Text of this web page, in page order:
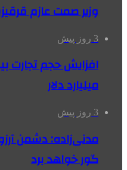
وزیر صمت عازم
3 روز پیش
میلیارد دلار
3 روز پیش
مدنی‌زاده: دشمن
گور خواهد برد